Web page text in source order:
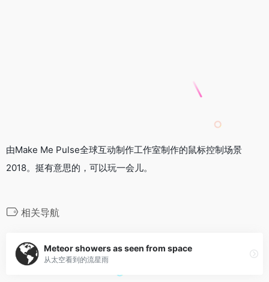
由Make Me Pulse全球互动制作工作室制作的鼠标控制场景
2018。挺有意思的，可以玩一会儿。
相关导航
Meteor showers as seen from space
从太空看到的流星雨